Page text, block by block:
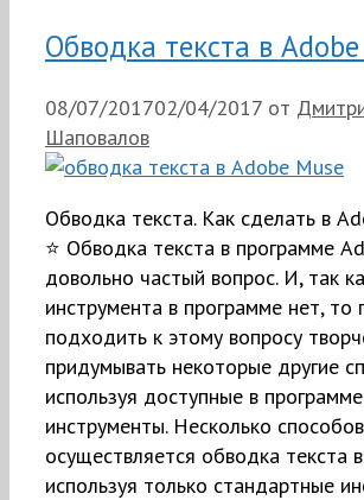
Обводка текста в
08/07/201702/04/2017 от
Шаповалов
Обводка текста. Как сделать в
⭐ Обводка текста в программе
довольно частый вопрос. И, так
инструмента в программе нет, то
подходить к этому вопросу
придумывать некоторые другие
используя доступные в программе
инструменты. Несколько
осуществляется обводка текста
используя только стандартные